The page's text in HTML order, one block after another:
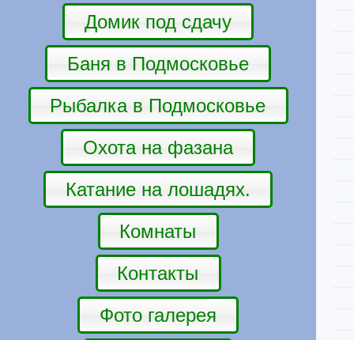
Домик под сдачу
Баня в Подмосковье
Рыбалка в Подмосковье
Охота на фазана
Катание на лошадях.
Комнаты
Контакты
Фото галерея